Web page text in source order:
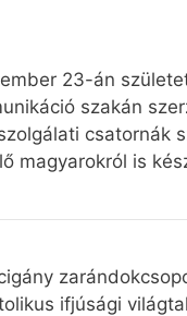
23-án
szakán
csatornák
magyarokról is
ifjúsági